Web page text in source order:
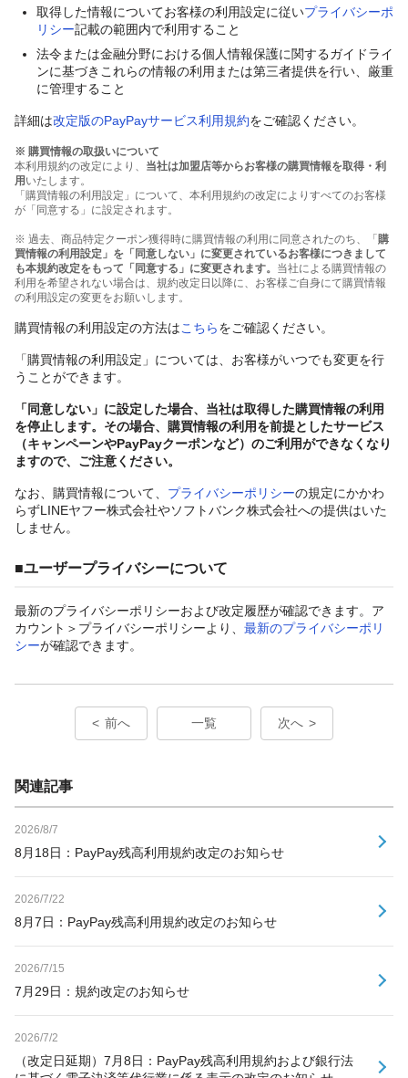
取得した情報についてお客様の利用設定に従いプライバシーポ
リシー記載の範囲内で利用すること
法令または金融分野における個人情報保護に関するガイドライ
ンに基づきこれらの情報の利用または第三者提供を行い、厳重
に管理すること
詳細は改定版のPayPayサービス利用規約をご確認ください。
※ 購買情報の取扱いについて
本利用規約の改定により、 当社は加盟店等からお客様の購買情報を取得・利
用いたします。
「購買情報の利用設定」について、本利用規約の改定によりすべてのお客様
が「同意する」に設定されます。
※ 過去、商品特定クーポン獲得時に購買情報の利用に同意されたのち、「購
買情報の利用設定」を「同意しない」に変更されているお客様につきまして
も本規約改定をもって「同意する」に変更されます。 当社による購買情報の
利用を希望されない場合は、規約改定日以降に、お客様ご自身にて購買情報
の利用設定の変更をお願いします。
購買情報の利用設定の方法はこちらをご確認ください。
「購買情報の利用設定」については、お客様がいつでも変更を行
うことができます。
「同意しない」に設定した場合、当社は取得した購買情報の利用
を停止します。その場合、購買情報の利用を前提としたサービス
（キャンペーンやPayPayクーポンなど）のご利用ができなくなり
ますので、ご注意ください。
なお、購買情報について、 プライバシーポリシーの規定にかかわ
らずLINEヤフー株式会社やソフトバンク株式会社への提供はいた
しません。
■ユーザープライバシーについて
最新のプライバシーポリシーおよび改定履歴が確認できます。ア
カウント＞プライバシーポリシーより、 最新のプライバシーポリ
シーが確認できます。
前へ 一覧 次へ
関連記事
2026/8/7
8月18日：PayPay残高利用規約改定のお知らせ
2026/7/22
8月7日：PayPay残高利用規約改定のお知らせ
2026/7/15
7月29日：規約改定のお知らせ
2026/7/2
（改定日延期）7月8日：PayPay残高利用規約および銀行法